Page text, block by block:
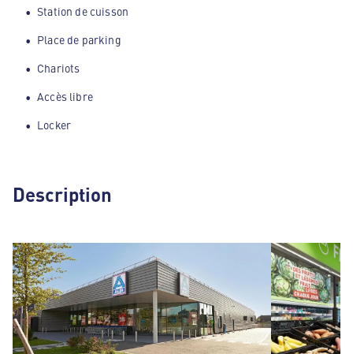
Station de cuisson
Place de parking
Chariots
Accès libre
Locker
Description